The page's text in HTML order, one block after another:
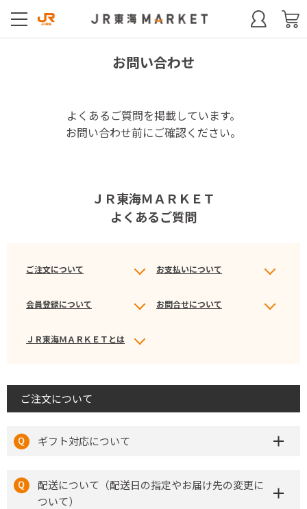
お問い合わせ
よくあるご質問を掲載しています。
お問い合わせ前にご確認ください。
ＪＲ東海ＭＡＲＫＥＴ
よくあるご質問
ご注文について お支払いについて
会員登録について お問合せについて
ＪＲ東海ＭＡＲＫＥＴとは
ご注文について
ギフト対応について
配送について（配送日の指定やお届け先の変更に
ついて）